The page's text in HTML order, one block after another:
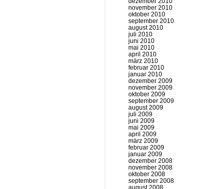
november 2010
oktober 2010
september 2010
august 2010
juli 2010
juni 2010
mai 2010
april 2010
märz 2010
februar 2010
januar 2010
dezember 2009
november 2009
oktober 2009
september 2009
august 2009
juli 2009
juni 2009
mai 2009
april 2009
märz 2009
februar 2009
januar 2009
dezember 2008
november 2008
oktober 2008
september 2008
august 2008